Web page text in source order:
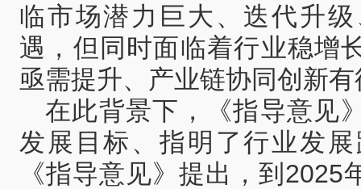
临市场潜力巨大、迭代升
遇，但同时面临着行业稳增
亟需提升、产业链协同创新
在此背景下，《指导意见
发展目标、指明了行业发
《指导意见》提出，到